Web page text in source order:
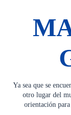
Ya sea que se
otro lugar del
orientación